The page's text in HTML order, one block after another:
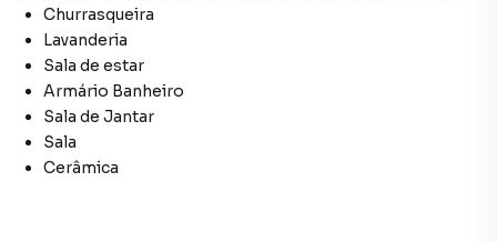
Churrasqueira
Lavanderia
Sala de estar
Armário Banheiro
Sala de Jantar
Sala
Cerâmica